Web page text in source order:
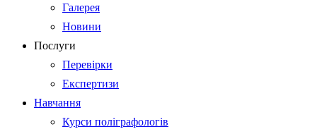
Галерея
Новини
Послуги
Перевірки
Експертизи
Навчання
Курси поліграфологів